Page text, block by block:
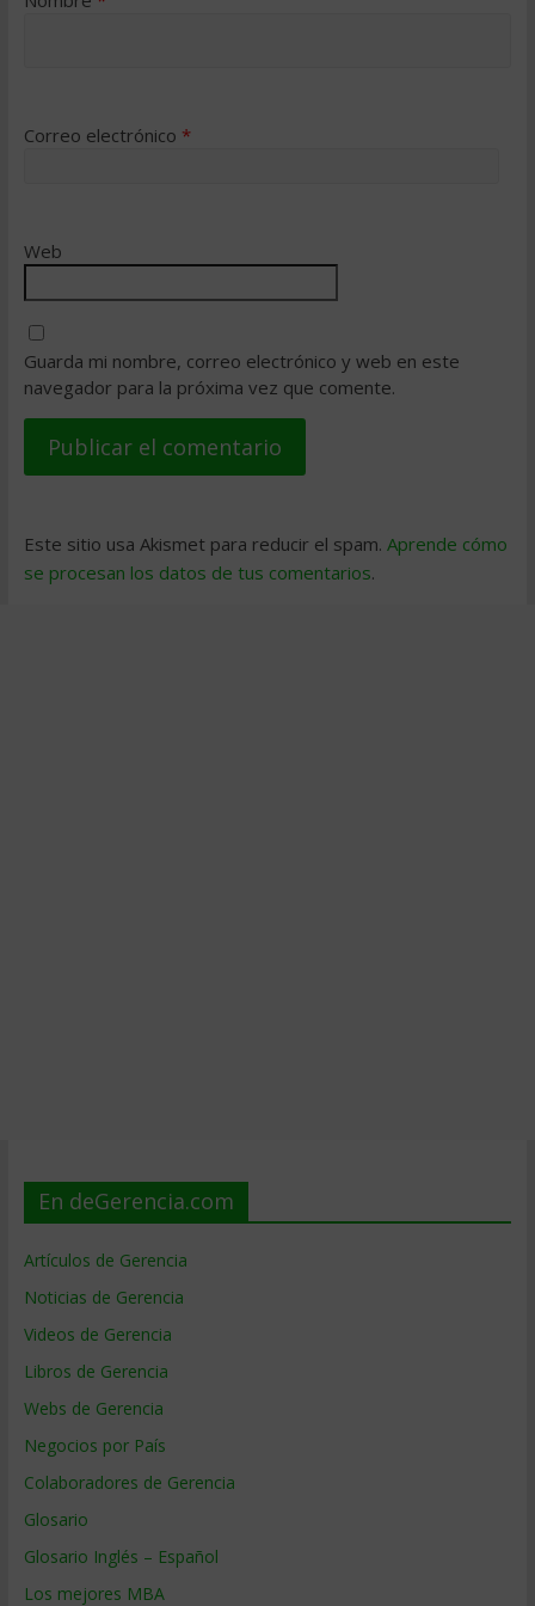
Correo electrónico *
Web
Guarda mi nombre, correo electrónico y web en este
navegador para la próxima vez que comente.
Este sitio usa Akismet para reducir el spam. Aprende cómo
se procesan los datos de tus comentarios.
En deGerencia.com
Artículos de Gerencia
Noticias de Gerencia
Videos de Gerencia
Libros de Gerencia
Webs de Gerencia
Negocios por País
Colaboradores de Gerencia
Glosario
Glosario Inglés – Español
Los mejores MBA